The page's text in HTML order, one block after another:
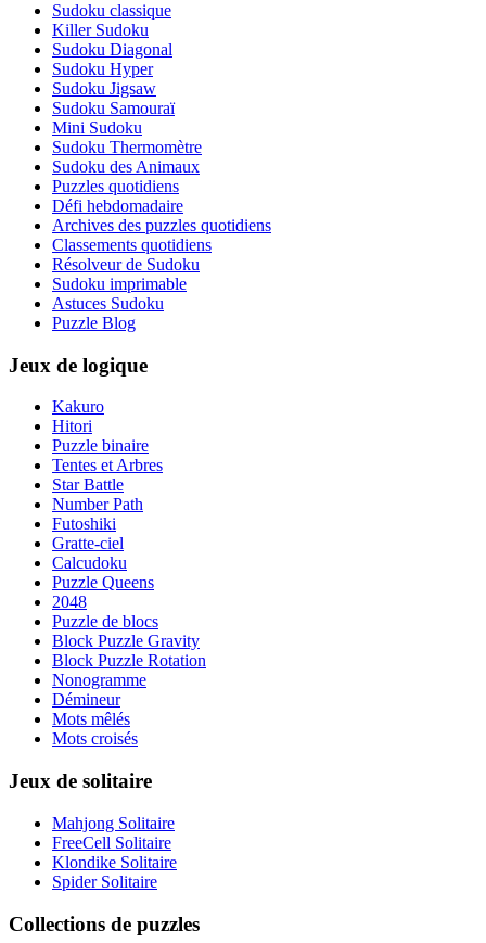
Sudoku classique
Killer Sudoku
Sudoku Diagonal
Sudoku Hyper
Sudoku Jigsaw
Sudoku Samouraï
Mini Sudoku
Sudoku Thermomètre
Sudoku des Animaux
Puzzles quotidiens
Défi hebdomadaire
Archives des puzzles quotidiens
Classements quotidiens
Résolveur de Sudoku
Sudoku imprimable
Astuces Sudoku
Puzzle Blog
Jeux de logique
Kakuro
Hitori
Puzzle binaire
Tentes et Arbres
Star Battle
Number Path
Futoshiki
Gratte-ciel
Calcudoku
Puzzle Queens
2048
Puzzle de blocs
Block Puzzle Gravity
Block Puzzle Rotation
Nonogramme
Démineur
Mots mêlés
Mots croisés
Jeux de solitaire
Mahjong Solitaire
FreeCell Solitaire
Klondike Solitaire
Spider Solitaire
Collections de puzzles